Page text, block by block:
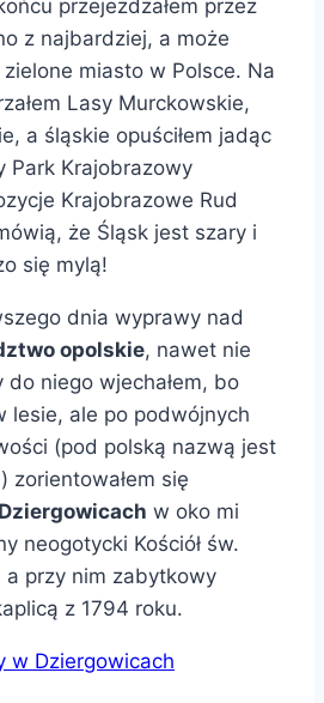
przejeżdżałem przez
z najbardziej, a może
miasto w Polsce. Na
Lasy Murckowskie,
a śląskie opuściłem jadąc
Park Krajobrazowy
Krajobrazowe Rud
że Śląsk jest szary i
się mylą!
dnia wyprawy nad
opolskie, nawet nie
do niego wjechałem, bo
lesie, ale po podwójnych
(pod polską nazwą jest
zorientowałem się
Dziergowicach w oko mi
neogotycki Kościół św.
a przy nim zabytkowy
z 1794 roku.